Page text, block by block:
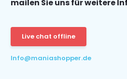
mailen Sie uns für weitere
Live chat offline
Info@maniashopper.de